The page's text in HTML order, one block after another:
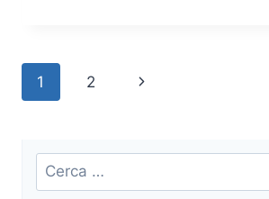
THREAT
Navigazione
1 2
Pagina
Ricerca
per: